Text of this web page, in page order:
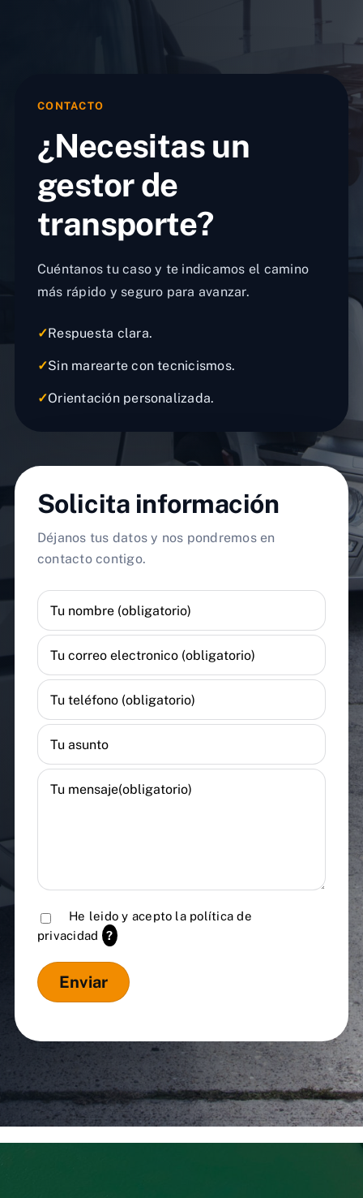
CONTACTO
¿Necesitas un
gestor de
transporte?
Cuéntanos tu caso y te indicamos el camino
más rápido y seguro para avanzar.
✓Respuesta clara.
✓Sin marearte con tecnicismos.
✓Orientación personalizada.
Solicita información
Déjanos tus datos y nos pondremos en
contacto contigo.
He leido y acepto la política de
privacidad
?